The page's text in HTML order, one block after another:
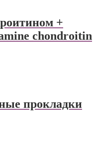
+
chondroitin
прокладки